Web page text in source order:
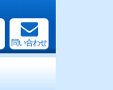
問い合わせ